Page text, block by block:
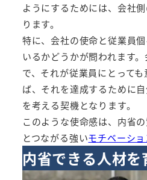
ようにするためには、会社
ります。
特に、会社の使命と従業員
いるかどうかが問われます
で、それが従業員にとって
ば、それを達成するために
を考える契機となります。
このような使命感は、内省
とつながる強いモチベーショ
内省できる人材を